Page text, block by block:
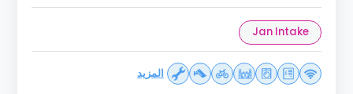
Jan Intake
المزيد